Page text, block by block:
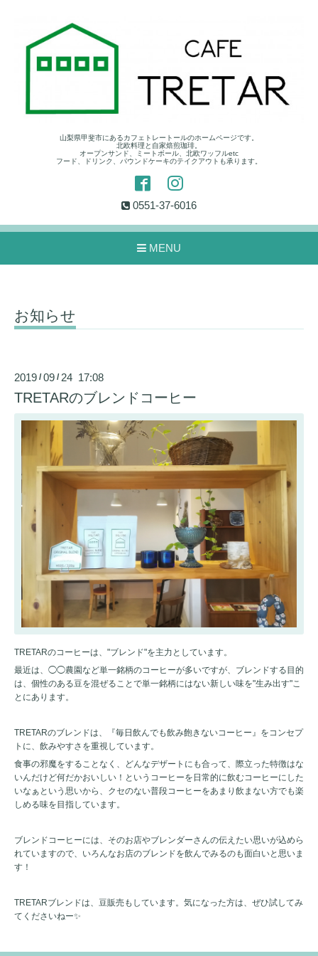
山梨県甲斐市にあるカフェトレートールのホームページです。
北欧料理と自家焙煎珈琲。
オープンサンド、ミートボール、北欧ワッフルetc
フード、ドリンク、パウンドケーキのテイクアウトも承ります。
0551-37-6016
MENU
お知らせ
2019 /09 / 24 17:08
TRETARのブレンドコーヒー
TRETARのコーヒーは、"ブレンド"を主力としています。
最近は、◯◯農園など単一銘柄のコーヒーが多いですが、ブレンドする目的
は、個性のある豆を混ぜることで単一銘柄にはない新しい味を"生み出す"こ
とにあります。
TRETARのブレンドは、『毎日飲んでも飲み飽きないコーヒー』をコンセプ
トに、飲みやすさを重視しています。
食事の邪魔をすることなく、どんなデザートにも合って、際立った特徴はな
いんだけど何だかおいしい！というコーヒーを日常的に飲むコーヒーにした
いなぁという思いから、クセのない普段コーヒーをあまり飲まない方でも楽
しめる味を目指しています。
ブレンドコーヒーには、そのお店やブレンダーさんの伝えたい思いが込めら
れていますので、いろんなお店のブレンドを飲んでみるのも面白いと思いま
す！
TRETARブレンドは、豆販売もしています。気になった方は、ぜひ試してみ
てくださいねー✨